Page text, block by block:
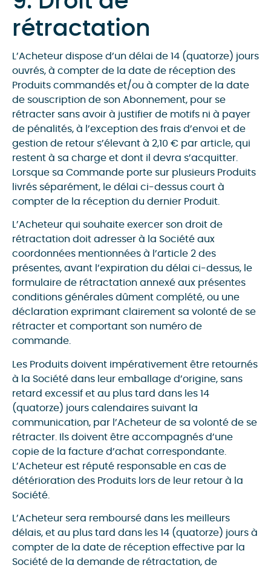
rétractation
L’Acheteur dispose d’un délai de 14 (quatorze) jours
ouvrés, à compter de la date de réception des
Produits commandés et/ou à compter de la date
de souscription de son Abonnement, pour se
rétracter sans avoir à justifier de motifs ni à payer
de pénalités, à l’exception des frais d’envoi et de
gestion de retour s’élevant à 2,10 € par article, qui
restent à sa charge et dont il devra s’acquitter.
Lorsque sa Commande porte sur plusieurs Produits
livrés séparément, le délai ci-dessus court à
compter de la réception du dernier Produit.
L’Acheteur qui souhaite exercer son droit de
rétractation doit adresser à la Société aux
coordonnées mentionnées à l’article 2 des
présentes, avant l’expiration du délai ci-dessus, le
formulaire de rétractation annexé aux présentes
conditions générales dûment complété, ou une
déclaration exprimant clairement sa volonté de se
rétracter et comportant son numéro de
commande.
Les Produits doivent impérativement être retournés
à la Société dans leur emballage d’origine, sans
retard excessif et au plus tard dans les 14
(quatorze) jours calendaires suivant la
communication, par l’Acheteur de sa volonté de se
rétracter. Ils doivent être accompagnés d’une
copie de la facture d’achat correspondante.
L’Acheteur est réputé responsable en cas de
détérioration des Produits lors de leur retour à la
Société.
L’Acheteur sera remboursé dans les meilleurs
délais, et au plus tard dans les 14 (quatorze) jours à
compter de la date de réception effective par la
Société de la demande de rétractation, de